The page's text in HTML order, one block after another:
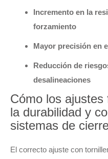
Incremento en la
forzamiento
Mayor precisión en
Reducción de
desalineaciones
Cómo los
la durabilidad y
sistemas de
El correcto ajuste con